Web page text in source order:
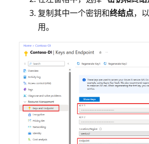
复制其中一个密钥和终结点，
用。